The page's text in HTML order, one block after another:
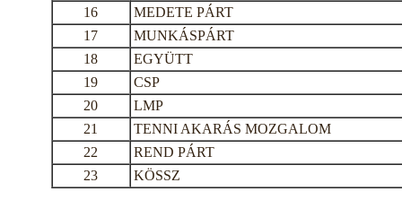
16
MEDETE PÁRT
17
MUNKÁSPÁRT
18
EGYÜTT
19
CSP
20
LMP
21
TENNI AKARÁS MOZGALOM
22
REND PÁRT
23
KÖSSZ